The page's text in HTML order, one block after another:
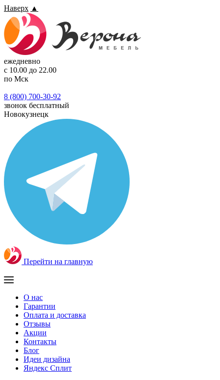
Наверх ▲
ежедневно
с 10.00 до 22.00
по Мск
8 (800) 700-30-92
звонок бесплатный
Новокузнецк
Перейти на главную
О нас
Гарантии
Оплата и доставка
Отзывы
Акции
Контакты
Блог
Идеи дизайна
Яндекс Сплит